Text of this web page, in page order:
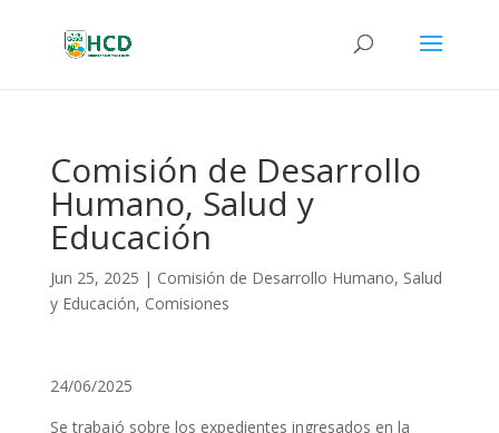
Comisión de Desarrollo
Humano, Salud y
Educación
Jun 25, 2025 | Comisión de Desarrollo Humano, Salud
y Educación, Comisiones
24/06/2025
Se trabajó sobre los expedientes ingresados en la